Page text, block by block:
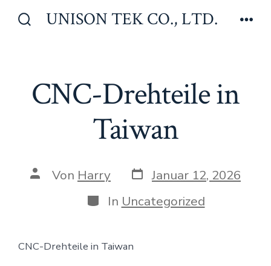
Inhalt
UNISON TEK CO., LTD.
CNC-Drehteile in
Taiwan
Beitragsautor
Von Harry Veröffentlichungsdatum
Januar 12, 2026
Kategorien
In Uncategorized
CNC-Drehteile in Taiwan